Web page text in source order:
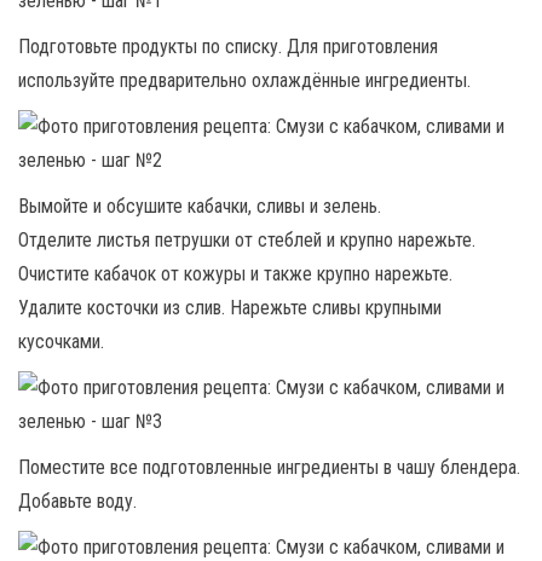
Подготовьте продукты по списку. Для приготовления
используйте предварительно охлаждённые ингредиенты.
Вымойте и обсушите кабачки, сливы и зелень.
Отделите листья петрушки от стеблей и крупно нарежьте.
Очистите кабачок от кожуры и также крупно нарежьте.
Удалите косточки из слив. Нарежьте сливы крупными
кусочками.
Поместите все подготовленные ингредиенты в чашу блендера.
Добавьте воду.